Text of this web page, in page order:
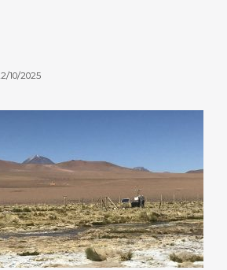
10/2025